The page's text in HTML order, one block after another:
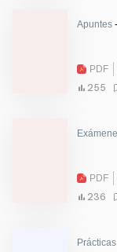
Apuntes
PDF
255
PDF
236
Prácticas